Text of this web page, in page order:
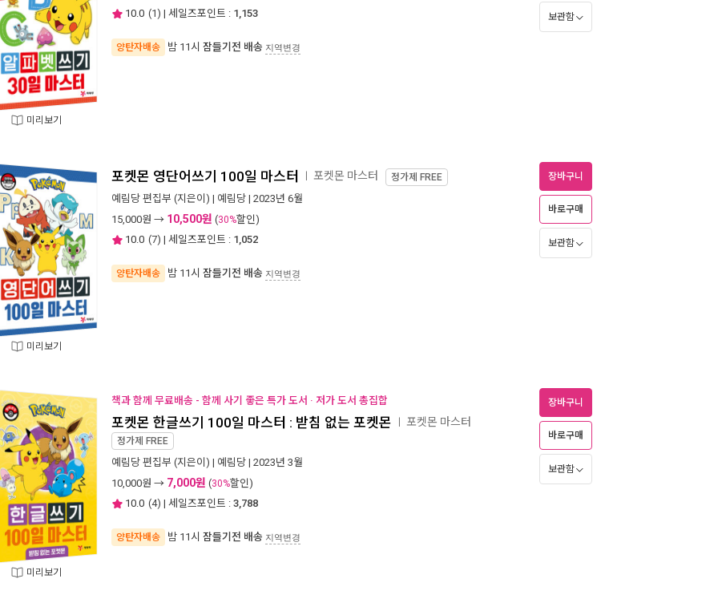
미리보기
10.0 (1) | 세일즈포인트 : 1,153
양탄자배송 밤 11시 잠들기전 배송 지역변경
보관함
미리보기
포켓몬 영단어쓰기 100일 마스터 포켓몬 마스터 정가제 FREE
예림당 편집부 (지은이) | 예림당 | 2023년 6월
15,000원 → 10,500원 (30%할인)
10.0 (7) | 세일즈포인트 : 1,052
양탄자배송 밤 11시 잠들기전 배송 지역변경
장바구니
바로구매
보관함
미리보기
책과 함께 무료배송 - 함께 사기 좋은 특가 도서 · 저가 도서 총집합
포켓몬 한글쓰기 100일 마스터 : 받침 없는 포켓몬 포켓몬 마스터
정가제 FREE
예림당 편집부 (지은이) | 예림당 | 2023년 3월
10,000원 → 7,000원 (30%할인)
10.0 (4) | 세일즈포인트 : 3,788
양탄자배송 밤 11시 잠들기전 배송 지역변경
장바구니
바로구매
보관함